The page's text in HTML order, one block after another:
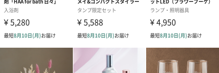
生花
生花のブーケを同梱します。
※9-15時にご注文いただく場合、最短のお届け可能日が通常より
も1日遅くなります。